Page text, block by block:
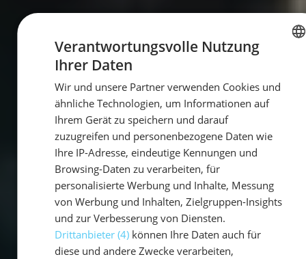
GERMAN
Verantwortungsvolle Nutzung
Ihrer Daten
Wir und unsere Partner verwenden Cookies und
ähnliche Technologien, um Informationen auf
Ihrem Gerät zu speichern und darauf
zuzugreifen und personenbezogene Daten wie
Ihre IP-Adresse, eindeutige Kennungen und
Browsing-Daten zu verarbeiten, für
personalisierte Werbung und Inhalte, Messung
von Werbung und Inhalten, Zielgruppen-Insights
und zur Verbesserung von Diensten.
Drittanbieter (4)können Ihre Daten auch für
diese und andere Zwecke verarbeiten,